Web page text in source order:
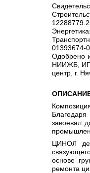
01393674-
Одобрено
НИИЖБ,
центр, г.
завоевал
ЦИНОЛ
основе
ремонта